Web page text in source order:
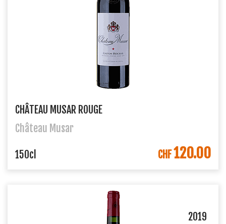
CHÂTEAU MUSAR ROUGE
Château Musar
IN DEN WARENKORB
150cl CHF120.00
2019